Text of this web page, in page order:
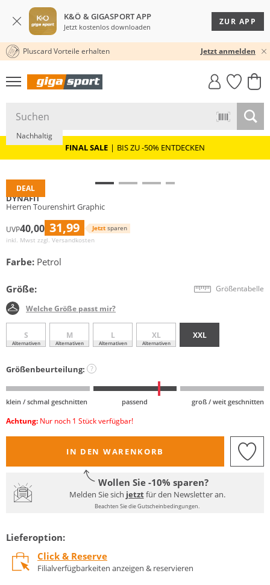
K&Ö & GIGASPORT APP
Jetzt kostenlos downloaden
ZUR APP
KOSTENLOSER VERSAND* & RÜCKVERSAND
30 TAGE RÜCKGABERECHT
Pluscard Vorteile erhalten Jetzt anmelden
GIGASTYLE
FAHRRAD­
MUST-HAVE
FINAL SALE | BIS ZU -50% ENTDECKEN
DEAL
Nachhaltig
DYNAFIT
Herren Tourenshirt Graphic
UVP40,00 31,99 Jetzt sparen
inkl. Mwst zzgl. Versandkosten
Farbe: Petrol
Größe: Größentabelle
Welche Größe passt mir?
S
Alternativen
M
Alternativen
L
Alternativen
XL
Alternativen
XXL
Größenbeurteilung: ?
klein / schmal geschnitten passend groß / weit geschnitten
Achtung: Nur noch 1 Stück verfügbar!
IN DEN WARENKORB
Wollen Sie -10% sparen?
Melden Sie sich jetztfür den Newsletter an.
Beachten Sie die Gutscheinbedingungen.
Lieferoption:
Click & Reserve
Filialverfügbarkeiten anzeigen & reservieren